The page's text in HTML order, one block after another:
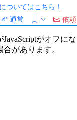
ついてはこちら！
通常
依頼